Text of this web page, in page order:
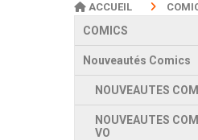
COMICS
Nouveautés Comics
NOUVEAUTES
NOUVEAUTES
VO
ACCUEIL